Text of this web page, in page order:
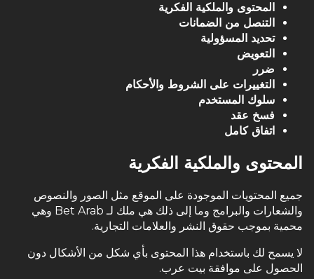
المحتوى والملكية الفكرية
التنصل من الضمانات
تحديد المسؤولية
التعويض
ضرر
التغييرات على الشروط والأحكام
سلوك المستخدم
فسخ عقد
اتفاق كامل
المحتوى والملكية الفكرية
جميع المحتويات الموجودة على الموقع مثل الصور والنصوص
والشعارات والبرامج وما إلى ذلك هي ملك لـ Bet Arab وهي
محمية بموجب حقوق النشر والعلامات التجارية.
لا يسمح لك باستخدام هذا المحتوى بأي شكل من الأشكال دون
الحصول على موافقة بيت عرب.